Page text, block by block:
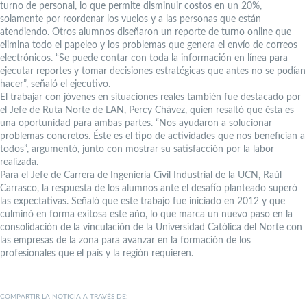
turno de personal, lo que permite disminuir costos en un 20%,
solamente por reordenar los vuelos y a las personas que están
atendiendo. Otros alumnos diseñaron un reporte de turno online que
elimina todo el papeleo y los problemas que genera el envío de correos
electrónicos. “Se puede contar con toda la información en línea para
ejecutar reportes y tomar decisiones estratégicas que antes no se podían
hacer”, señaló el ejecutivo.
El trabajar con jóvenes en situaciones reales también fue destacado por
el Jefe de Ruta Norte de LAN, Percy Chávez, quien resaltó que ésta es
una oportunidad para ambas partes. “Nos ayudaron a solucionar
problemas concretos. Éste es el tipo de actividades que nos benefician a
todos”, argumentó, junto con mostrar su satisfacción por la labor
realizada.
Para el Jefe de Carrera de Ingeniería Civil Industrial de la UCN, Raúl
Carrasco, la respuesta de los alumnos ante el desafío planteado superó
las expectativas. Señaló que este trabajo fue iniciado en 2012 y que
culminó en forma exitosa este año, lo que marca un nuevo paso en la
consolidación de la vinculación de la Universidad Católica del Norte con
las empresas de la zona para avanzar en la formación de los
profesionales que el país y la región requieren.
COMPARTIR LA NOTICIA A TRAVÉS DE: